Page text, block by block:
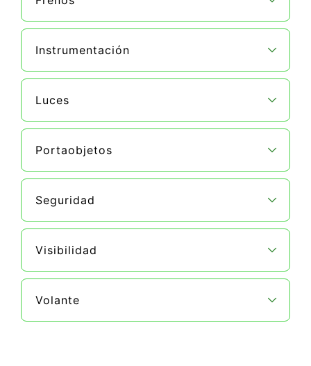
Instrumentación
Luces
Portaobjetos
Seguridad
Visibilidad
Volante